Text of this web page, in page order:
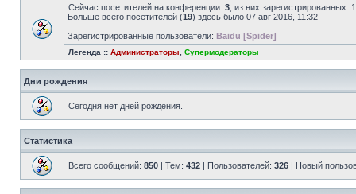
Сейчас посетителей на конференции: 3 , из них
Больше всего посетителей (19) здесь было 07 авг 2016, 11:32
Зарегистрированные пользователи: Baidu [Spider]
Легенда :: Администраторы Супермодераторы
Дни рождения
Сегодня нет дней рождения.
Статистика
Всего сообщений: 850 | Тем: 432 | Пользователей: 326 | Новый